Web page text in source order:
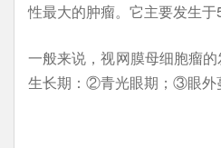
性最大的肿瘤。它主要发生于
一般来说，视网膜母细胞瘤
生长期：②青光眼期；③眼外